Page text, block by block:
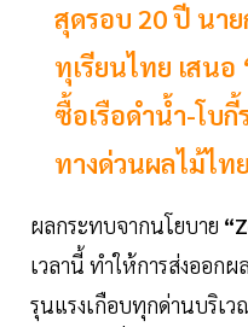
สุดรอบ 20 ปี นา
ทุเรียนไทย เสนอ
ซื้อเรือดำน้ำ-โบ
ทางด่วนผลไม้ไท
ผลกระทบจากนโยบาย
เวลานี้ ทำให้การส่งออก
รุนแรงเกือบทุกด่านบริเ